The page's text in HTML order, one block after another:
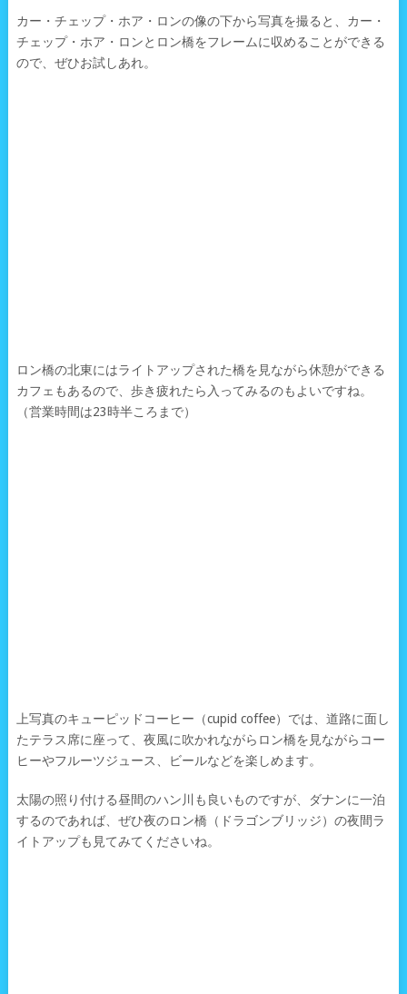
カー・チェップ・ホア・ロンの像の下から写真を撮ると、カー・
チェップ・ホア・ロンとロン橋をフレームに収めることができる
ので、ぜひお試しあれ。
ロン橋の北東にはライトアップされた橋を見ながら休憩ができる
カフェもあるので、歩き疲れたら入ってみるのもよいですね。
（営業時間は23時半ころまで）
上写真のキューピッドコーヒー（cupid coffee）では、道路に面し
たテラス席に座って、夜風に吹かれながらロン橋を見ながらコー
ヒーやフルーツジュース、ビールなどを楽しめます。
太陽の照り付ける昼間のハン川も良いものですが、ダナンに一泊
するのであれば、ぜひ夜のロン橋（ドラゴンブリッジ）の夜間ラ
イトアップも見てみてくださいね。